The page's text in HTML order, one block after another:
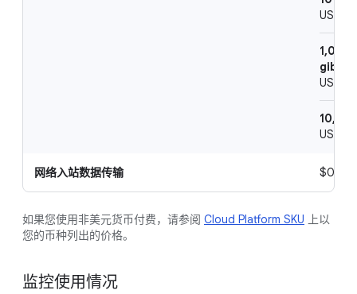
1,024
网络入站数据传输 $0（
如果您使用非美元货币付费，请参阅 Cloud Platform SKU 上以
您的币种列出的价格。
监控使用情况